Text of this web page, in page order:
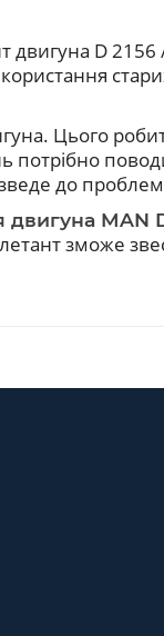
двигуна D 2156
Цього
до проблем
MAN
зможе